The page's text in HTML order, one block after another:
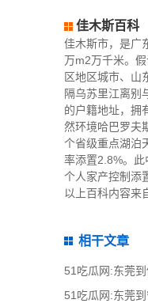
佳木斯百科
佳木斯市，是广
万m2万千米。
区地区城市、山
隔乌苏里江离别
的户籍地址，拥
然环境哈巴罗夫
个省级重点湖泊
率添置2.8%。
个人家产控制添
以上百科内容来
相干文章